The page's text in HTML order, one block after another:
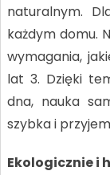
naturalnym.
każdym domu.
wymagania,
lat 3. Dzięki
dna, nauka
szybka i
Ekologicznie i